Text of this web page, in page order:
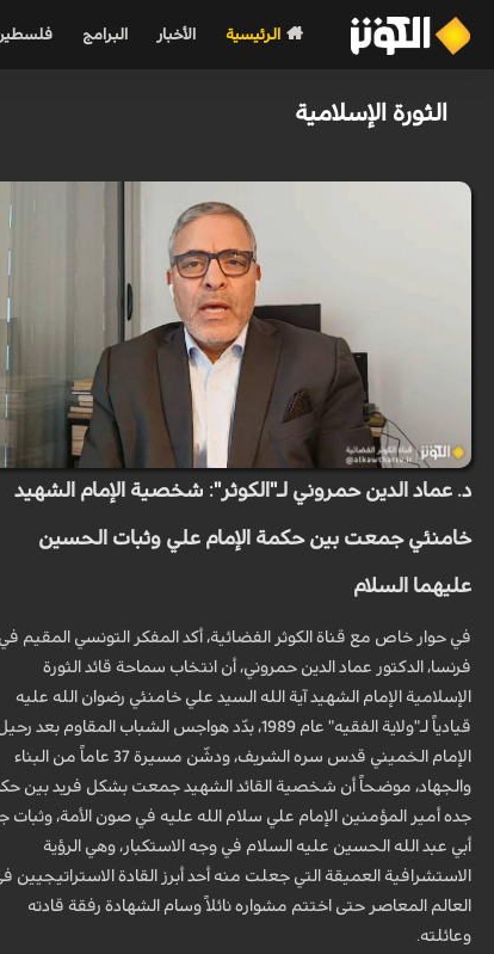
الرئيسية الأخبار البرامج
الثورة الإسلامية
د. عماد الدين حمروني لـ"الكوثر": شخصية الإمام الشهيد
خامنئي جمعت بين حكمة الإمام علي وثبات الحسين
عليهما السلام
في حوار خاص مع قناة الكوثر الفضائية، أكد المفكر التونسي المقيم في
فرنسا، الدكتور عماد الدين حمروني، أن انتخاب سماحة قائد الثورة
الإسلامية الإمام الشهيد آية الله السيد علي خامنئي رضوان الله عليه
قيادياً لـ"ولاية الفقيه" عام 1989، بدّد هواجس الشباب المقاوم بعد
الإمام الخميني قدس سره الشريف، ودشّن مسيرة 37 عاماً من البناء
والجهاد، موضحاً أن شخصية القائد الشهيد جمعت بشكل فريد بين
جده أمير المؤمنين الإمام علي سلام الله عليه في صون الأمة، وثبات
أبي عبد الله الحسين عليه السلام في وجه الاستكبار، وهي الرؤية
الاستشرافية العميقة التي جعلت منه أحد أبرز القادة الاستراتيجيين
العالم المعاصر حتى اختتم مشواره نائلاً وسام الشهادة رفقة قادته
وعائلته.